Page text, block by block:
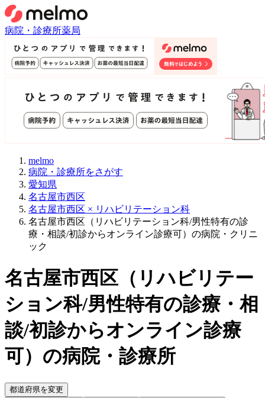
病院・診療所薬局
melmo
病院・診療所をさがす
愛知県
名古屋市西区
名古屋市西区 × リハビリテーション科
名古屋市西区（リハビリテーション科/男性特有の診
療・相談/初診からオンライン診療可）の病院・クリニ
ック
名古屋市西区 （ リハビリテー
ション科/男性特有の診療・相
談/初診からオンライン診療
可） の病院・診療所
都道府県を変更